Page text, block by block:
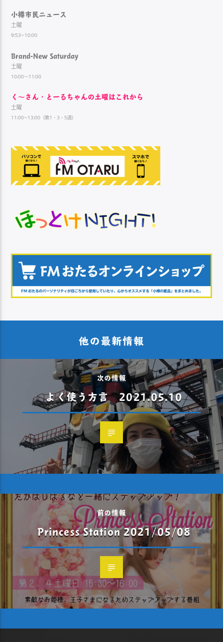
小樽市民ニュース
土曜
9:53~10:00
Brand-New Saturday
土曜
10:00～11:00
く～さん・とーるちゃんの土曜はこれから
土曜
11:00~13:00（第1・3・5週）
他の最新情報
次の情報
よく使う方言 2021.05.10
前の情報
Princess Station 2021/05/08